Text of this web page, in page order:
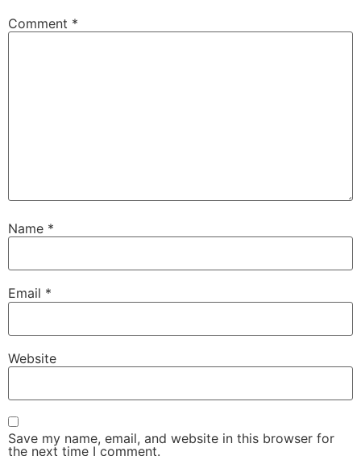
Comment *
Name *
Email *
Website
Save my name, email, and website in this browser for
the next time I comment.